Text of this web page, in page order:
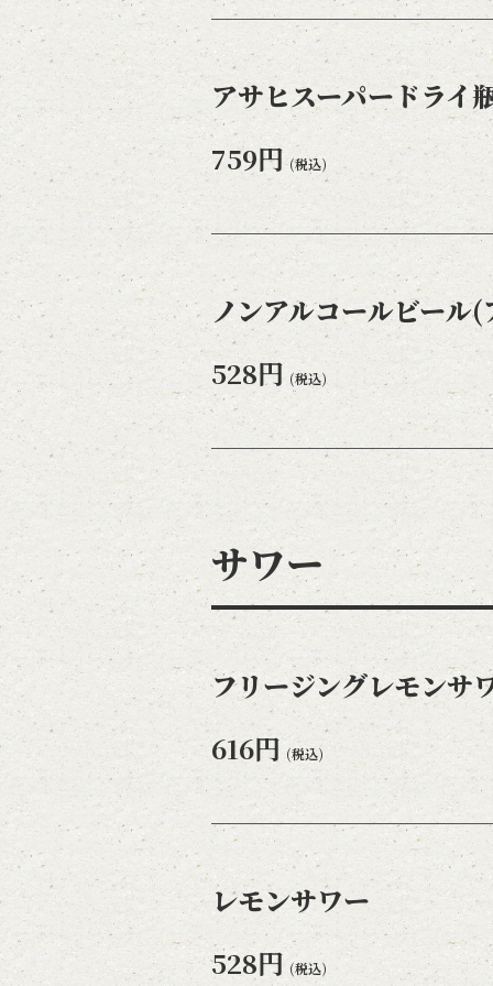
アサヒスーパードライ
759円 (税込)
ノンアルコールビール
528円 (税込)
サワー
フリージングレモンサ
616円 (税込)
レモンサワー
528円 (税込)